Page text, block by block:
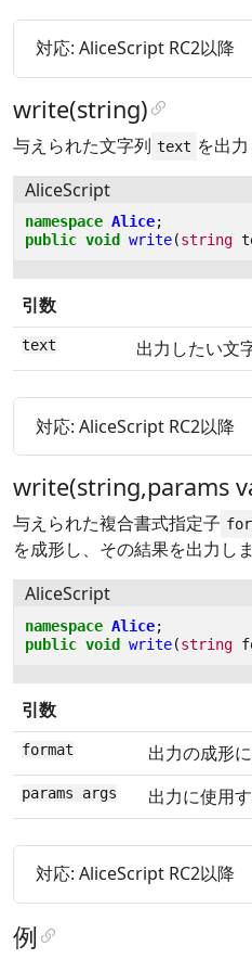
対応: AliceScript RC2以降
write(string)
与えられた文字列 text を出力
AliceScript
namespace Alice;
public void write(string
引数
text 出力したい文
対応: AliceScript RC2以降
write(string,params
与えられた複合書式指定子
を成形し、その結果を出力しま
AliceScript
namespace Alice;
public void write(string
引数
format 出力の成形
params args 出力に使用
対応: AliceScript RC2以降
例